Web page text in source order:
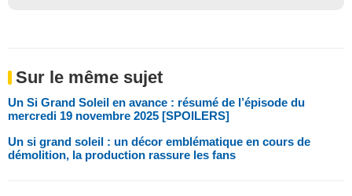
Sur le même sujet
Un Si Grand Soleil en avance : résumé de l’épisode du
mercredi 19 novembre 2025 [SPOILERS]
Un si grand soleil : un décor emblématique en cours de
démolition, la production rassure les fans